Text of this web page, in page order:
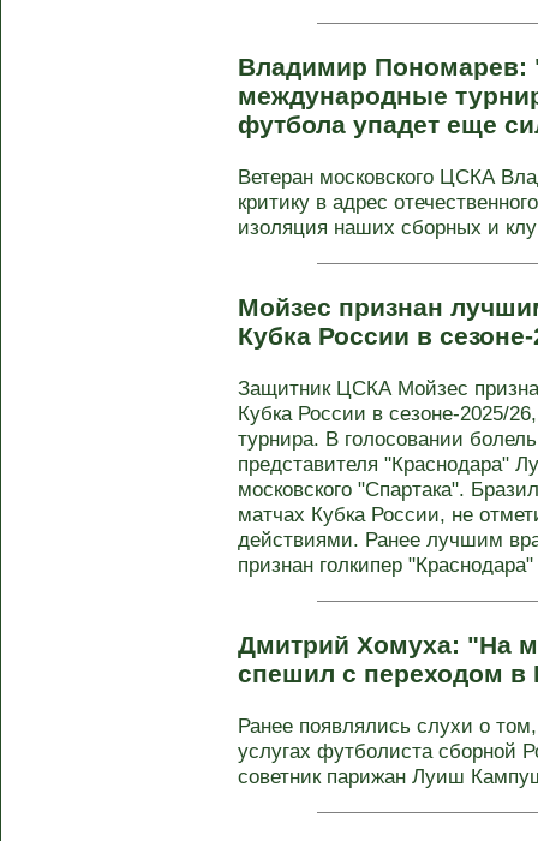
Владимир Пономарев:
международные
футбола упадет еще
Ветеран московского ЦСКА
критику в адрес
изоляция наших сборных и
Мойзес признан
Кубка России в
Защитник ЦСКА Мойзес
Кубка России в сезоне-2025/
турнира. В голосовании
представителя "Краснодара"
московского "Спартака".
матчах Кубка России, не
действиями. Ранее лучшим
признан голкипер
Дмитрий Хомуха: "На
спешил с переходом
Ранее появлялись слухи о
услугах футболиста сборной
советник парижан Луиш